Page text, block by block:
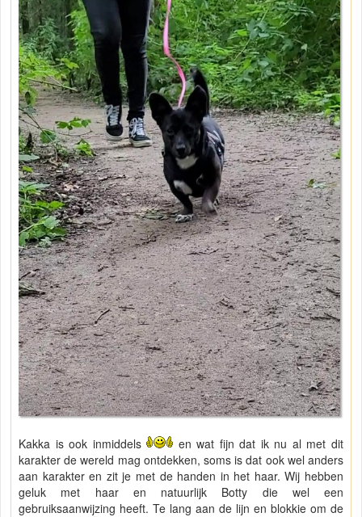
Kakka is ook inmiddels
en wat fijn dat ik nu al met dit
karakter de wereld mag ontdekken, soms is dat ook wel anders
aan karakter en zit je met de handen in het haar. Wij hebben
geluk met haar en natuurlijk Botty die wel een
gebruiksaanwijzing heeft. Te lang aan de lijn en blokkie om de